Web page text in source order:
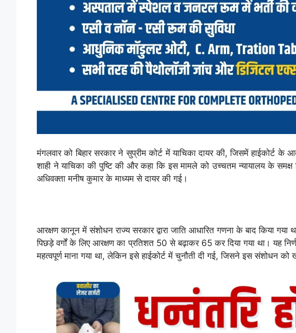
मंगलवार को बिहार सरकार ने सुप्रीम कोर्ट में याचिका दायर की, जिसमें हाईकोर्ट के
शाही ने याचिका की पुष्टि की और कहा कि इस मामले को उच्चतम न्यायालय के समक्ष
अधिवक्ता मनीष कुमार के माध्यम से दायर की गई।
आरक्षण कानून में संशोधन राज्य सरकार द्वारा जाति आधारित गणना के बाद किया
पिछड़े वर्गों के लिए आरक्षण का प्रतिशत 50 से बढ़ाकर 65 कर दिया गया था। यह
महत्वपूर्ण माना गया था, लेकिन इसे हाईकोर्ट में चुनौती दी गई, जिसने इस संशोधन को